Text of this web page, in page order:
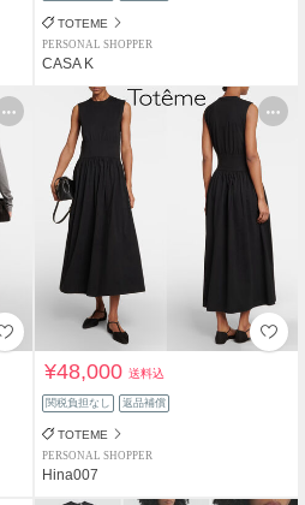
TOTEME
PERSONAL SHOPPER
CASA K
¥48,000送料込
関税負担なし 返品補償
TOTEME
PERSONAL SHOPPER
Hina007